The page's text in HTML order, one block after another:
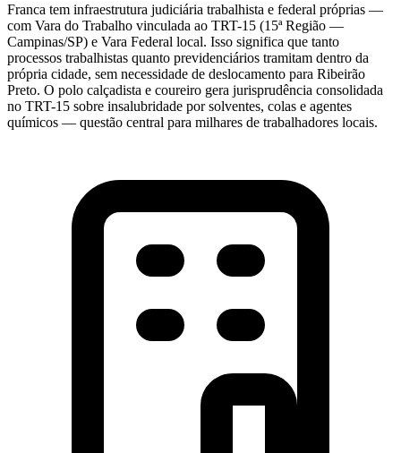
Franca tem infraestrutura judiciária trabalhista e federal próprias —
com Vara do Trabalho vinculada ao TRT-15 (15ª Região —
Campinas/SP) e Vara Federal local. Isso significa que tanto
processos trabalhistas quanto previdenciários tramitam dentro da
própria cidade, sem necessidade de deslocamento para Ribeirão
Preto. O polo calçadista e coureiro gera jurisprudência consolidada
no TRT-15 sobre insalubridade por solventes, colas e agentes
químicos — questão central para milhares de trabalhadores locais.